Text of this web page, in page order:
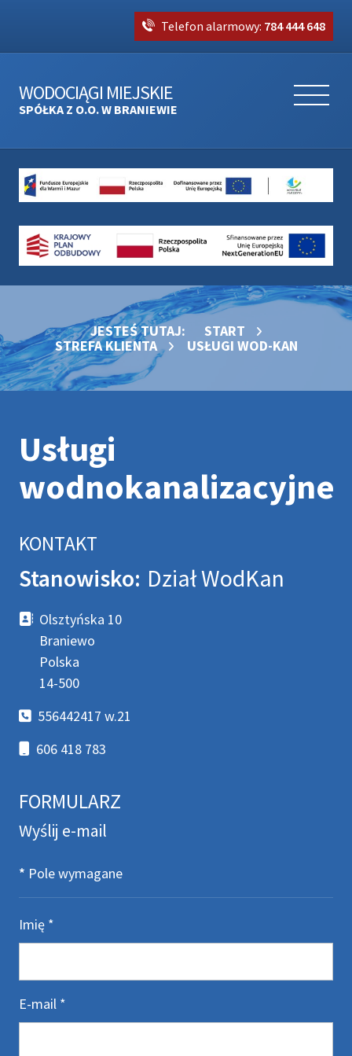
Telefon alarmowy: 784 444 648
WODOCIĄGI MIEJSKIE
SPÓŁKA Z O.O. W BRANIEWIE
JESTEŚ TUTAJ:
START
STREFA KLIENTA
USŁUGI WOD-KAN
Usługi
wodnokanalizacyjne
KONTAKT
Stanowisko: Dział WodKan
Adres
Olsztyńska 10
Braniewo
Polska
14-500
Telefon
556442417 w.21
Telefon komórkowy
606 418 783
FORMULARZ
Wyślij e-mail
* Pole wymagane
Imię *
E-mail *